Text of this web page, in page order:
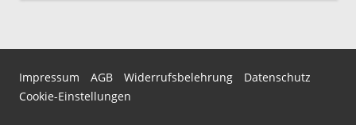
Impressum AGB Widerrufsbelehrung
Datenschutz
Cookie-Einstellungen